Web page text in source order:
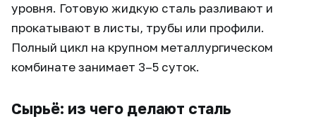
уровня. Готовую жидкую сталь разливают и
прокатывают в листы, трубы или профили.
Полный цикл на крупном металлургическом
комбинате занимает 3–5 суток.
Сырьё: из чего делают сталь